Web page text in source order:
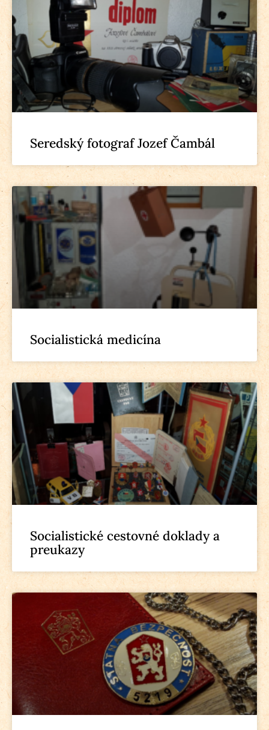
Seredský fotograf Jozef Čambál
Socialistická medicína
Socialistické cestovné doklady a
preukazy